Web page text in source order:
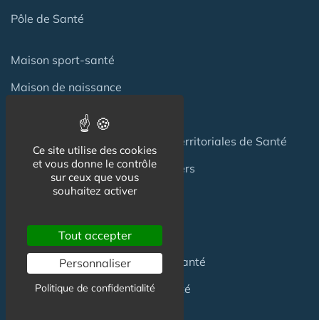
Pôle de Santé
Maison sport-santé
Maison de naissance
Centre de Soins et de Prévention
Communauté Professionnelles Territoriales de Santé
Hotel Patient & Hôtels Hospitaliers
Pour lesProfessionnels
Location locauxen Maison de Santé
Achat locauxen Maison de Santé
Ce site utilise des cookies
et vous donne le contrôle
sur ceux que vous
souhaitez activer
Tout accepter
Personnaliser
Politique de confidentialité